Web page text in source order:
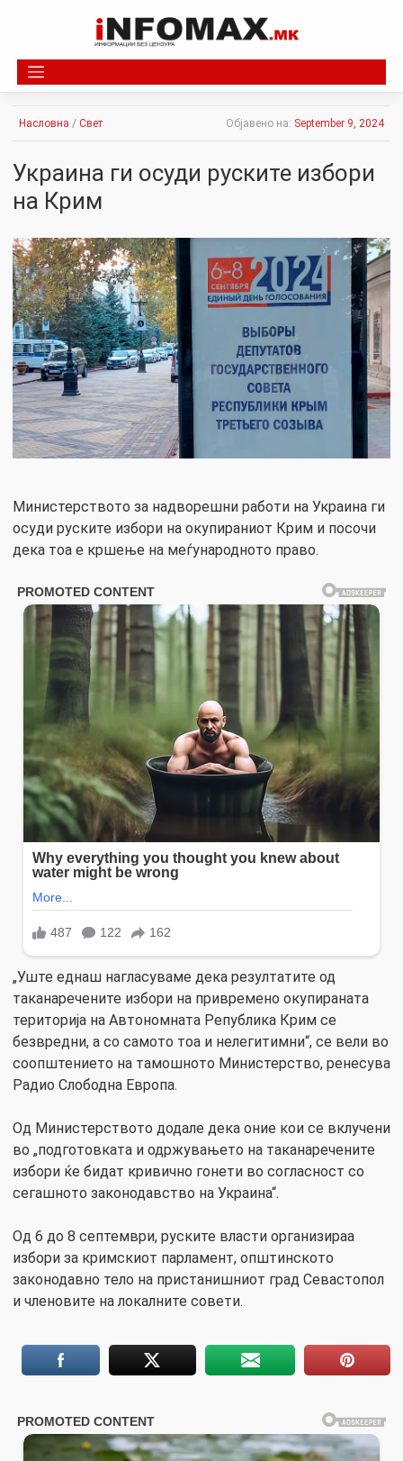
Насловна / Свет Објавено на: September 9, 2024
Украина ги осуди руските избори
на Крим
Министерството за надворешни работи на Украина ги
осуди руските избори на окупираниот Крим и посочи
дека тоа е кршење на меѓународното право.
„Уште еднаш нагласуваме дека резултатите од
таканаречените избори на привремено окупираната
територија на Автономната Република Крим се
безвредни, а со самото тоа и нелегитимни“, се вели во
соопштението на тамошното Министерство, ренесува
Радио Слободна Европа.
Од Министерството додале дека оние кои се вклучени
во „подготовката и одржувањето на таканаречените
избори ќе бидат кривично гонети во согласност со
сегашното законодавство на Украина“.
Од 6 до 8 септември, руските власти организираа
избори за кримскиот парламент, општинското
законодавно тело на пристанишниот град Севастопол
и членовите на локалните совети.